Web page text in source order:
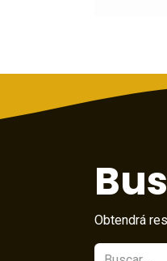
Obtendrá